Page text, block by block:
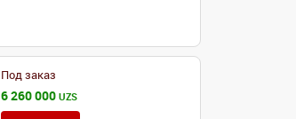
Под заказ
6 260 000UZS